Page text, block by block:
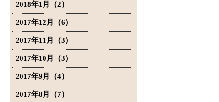
2018年1月（2）
2017年12月（6）
2017年11月（3）
2017年10月（3）
2017年9月（4）
2017年8月（7）